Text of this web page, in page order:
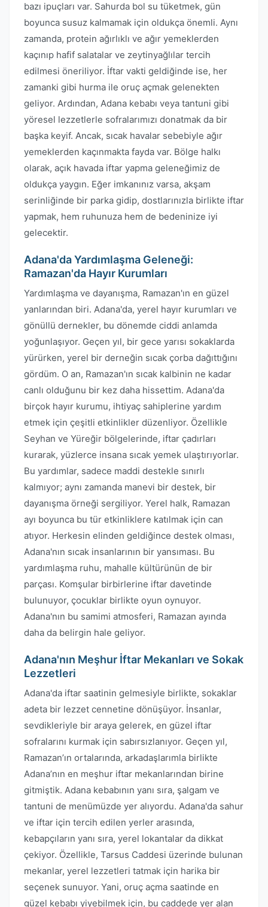
bazı ipuçları var. Sahurda bol su tüketmek, gün
boyunca susuz kalmamak için oldukça önemli. Aynı
zamanda, protein ağırlıklı ve ağır yemeklerden
kaçınıp hafif salatalar ve zeytinyağlılar tercih
edilmesi öneriliyor. İftar vakti geldiğinde ise, her
zamanki gibi hurma ile oruç açmak gelenekten
geliyor. Ardından, Adana kebabı veya tantuni gibi
yöresel lezzetlerle sofralarımızı donatmak da bir
başka keyif. Ancak, sıcak havalar sebebiyle ağır
yemeklerden kaçınmakta fayda var. Bölge halkı
olarak, açık havada iftar yapma geleneğimiz de
oldukça yaygın. Eğer imkanınız varsa, akşam
serinliğinde bir parka gidip, dostlarınızla birlikte iftar
yapmak, hem ruhunuza hem de bedeninize iyi
gelecektir.
Adana'da Yardımlaşma Geleneği:
Ramazan'da Hayır Kurumları
Yardımlaşma ve dayanışma, Ramazan'ın en güzel
yanlarından biri. Adana'da, yerel hayır kurumları ve
gönüllü dernekler, bu dönemde ciddi anlamda
yoğunlaşıyor. Geçen yıl, bir gece yarısı sokaklarda
yürürken, yerel bir derneğin sıcak çorba dağıttığını
gördüm. O an, Ramazan'ın sıcak kalbinin ne kadar
canlı olduğunu bir kez daha hissettim. Adana'da
birçok hayır kurumu, ihtiyaç sahiplerine yardım
etmek için çeşitli etkinlikler düzenliyor. Özellikle
Seyhan ve Yüreğir bölgelerinde, iftar çadırları
kurarak, yüzlerce insana sıcak yemek ulaştırıyorlar.
Bu yardımlar, sadece maddi destekle sınırlı
kalmıyor; aynı zamanda manevi bir destek, bir
dayanışma örneği sergiliyor. Yerel halk, Ramazan
ayı boyunca bu tür etkinliklere katılmak için can
atıyor. Herkesin elinden geldiğince destek olması,
Adana'nın sıcak insanlarının bir yansıması. Bu
yardımlaşma ruhu, mahalle kültürünün de bir
parçası. Komşular birbirlerine iftar davetinde
bulunuyor, çocuklar birlikte oyun oynuyor.
Adana'nın bu samimi atmosferi, Ramazan ayında
daha da belirgin hale geliyor.
Adana'nın Meşhur İftar Mekanları ve Sokak
Lezzetleri
Adana'da iftar saatinin gelmesiyle birlikte, sokaklar
adeta bir lezzet cennetine dönüşüyor. İnsanlar,
sevdikleriyle bir araya gelerek, en güzel iftar
sofralarını kurmak için sabırsızlanıyor. Geçen yıl,
Ramazan’ın ortalarında, arkadaşlarımla birlikte
Adana’nın en meşhur iftar mekanlarından birine
gitmiştik. Adana kebabının yanı sıra, şalgam ve
tantuni de menümüzde yer alıyordu. Adana'da sahur
ve iftar için tercih edilen yerler arasında,
kebapçıların yanı sıra, yerel lokantalar da dikkat
çekiyor. Özellikle, Tarsus Caddesi üzerinde bulunan
mekanlar, yerel lezzetleri tatmak için harika bir
seçenek sunuyor. Yani, oruç açma saatinde en
güzel kebabı yiyebilmek için, bu caddede yer alan